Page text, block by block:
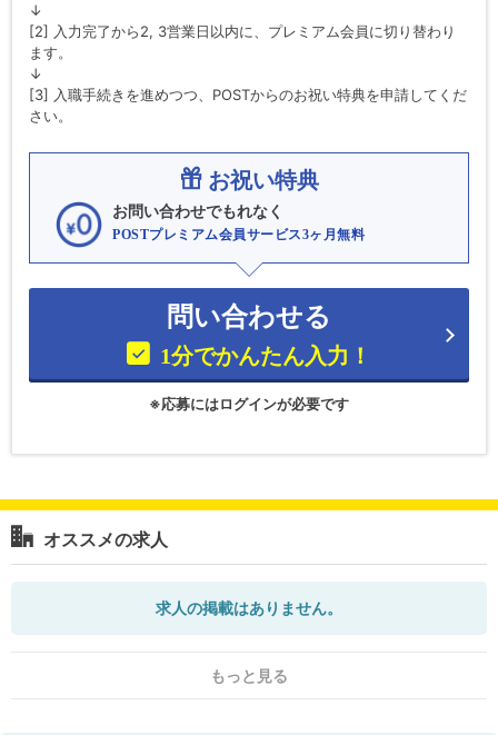
↓
[2] 入力完了から2, 3営業日以内に、プレミアム会員に切り替わり
ます。
↓
[3] 入職手続きを進めつつ、POSTからのお祝い特典を申請してくだ
さい。
お祝い特典
お問い合わせでもれなく
POSTプレミアム会員サービス3ヶ月無料
問い合わせる
1分でかんたん入力！
※応募にはログインが必要です
オススメの求人
求人の掲載はありません。
もっと見る